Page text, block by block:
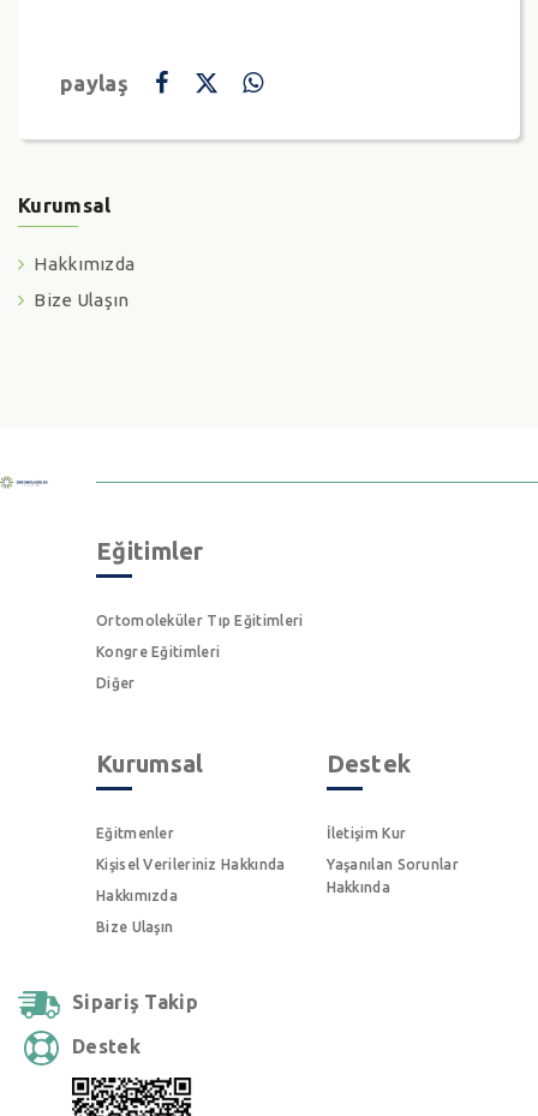
paylaş
Kurumsal
Hakkımızda
Bize Ulaşın
Eğitimler
Ortomoleküler Tıp Eğitimleri
Kongre Eğitimleri
Diğer
Kurumsal
Eğitmenler
Kişisel Verileriniz Hakkında
Hakkımızda
Bize Ulaşın
Destek
İletişim Kur
Yaşanılan Sorunlar
Hakkında
Sipariş Takip
Destek